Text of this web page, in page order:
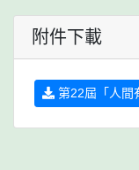
附件下載
第22屆「人間